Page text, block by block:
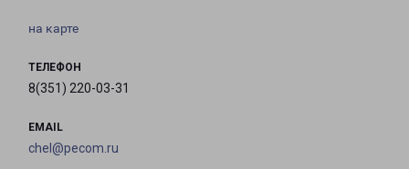
на карте
ТЕЛЕФОН
8(351) 220-03-31
EMAIL
chel@pecom.ru